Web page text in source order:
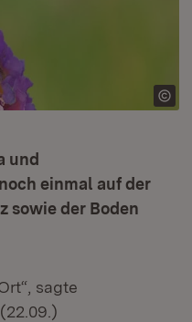
und
einmal auf der
sowie der Boden
sagte